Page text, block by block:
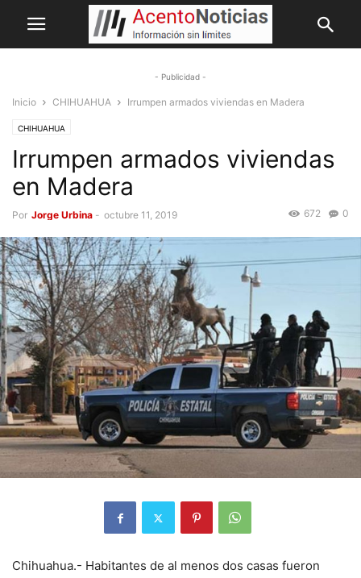
- Publicidad -
Inicio CHIHUAHUA Irrumpen armados viviendas en Madera
CHIHUAHUA
Irrumpen armados viviendas
en Madera
Por Jorge Urbina - octubre 11, 2019 0
672
Chihuahua.- Habitantes de al menos dos casas fueron